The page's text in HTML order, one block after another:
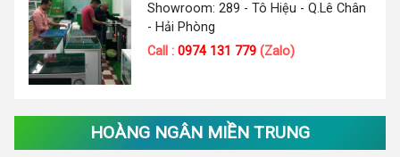
Showroom: 289 - Tô Hiệu - Q.Lê Chân
- Hải Phòng
Call :0974 131 779 (Zalo)
HOÀNG NGÂN MIỀN TRUNG